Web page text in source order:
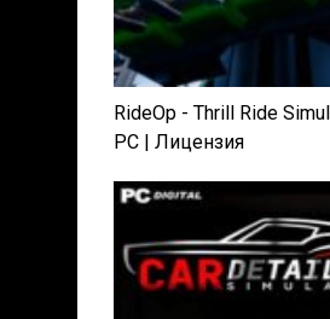
RideOp - Thrill Ride
PC | Лицензия